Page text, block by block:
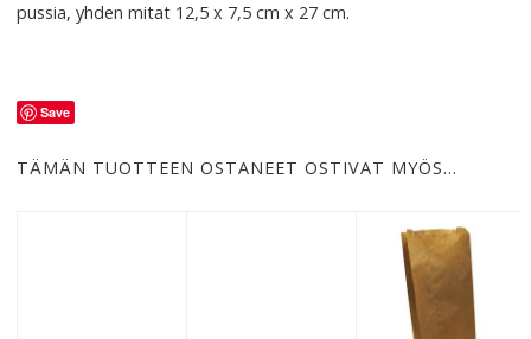
pussia, yhden mitat 12,5 x 7,5 cm x 27 cm.
Save
TÄMÄN TUOTTEEN OSTANEET OSTIVAT MYÖS…